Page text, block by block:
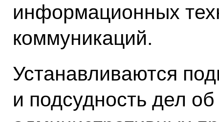
информационных
коммуникаций.
Устанавливаются
и подсудность дел